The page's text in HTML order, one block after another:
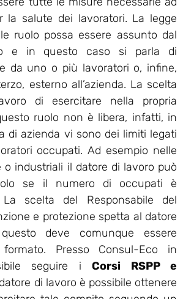
la salute dei lavoratori. La legge
ruolo possa essere assunto dal
e in questo caso si parla di
da uno o più lavoratori o, infine,
esterno all’azienda. La scelta
di esercitare nella propria
ruolo non è libera, infatti, in
di azienda vi sono dei limiti legati
occupati. Ad esempio nelle
o industriali il datore di lavoro può
se il numero di occupati è
scelta del Responsabile del
e protezione spetta al datore
deve comunque essere
formato. Presso Consul-Eco in
seguire iCorsi RSPP e
di lavoro è possibile ottenere